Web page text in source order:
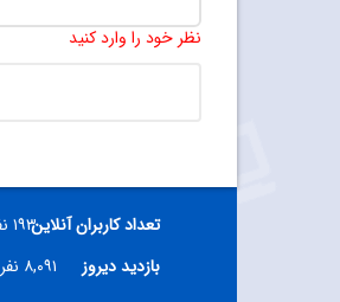
نظر خود را وارد کنید
تعداد کاربران آنلاین۱۹۳ نفر
بازدید دیروز
۸,۰۹۱ نفر